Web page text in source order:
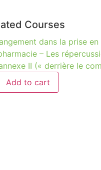
Courses
dans la prise
– Les
II (« derrière le
Add to cart